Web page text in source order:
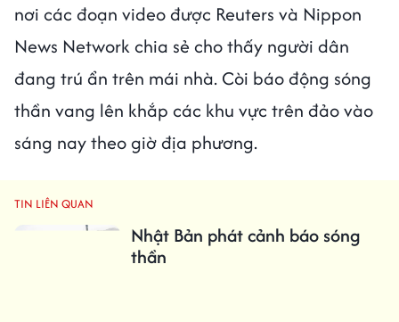
nơi các đoạn video được Reuters và Nippon
News Network chia sẻ cho thấy người dân
đang trú ẩn trên mái nhà. Còi báo động sóng
thần vang lên khắp các khu vực trên đảo vào
sáng nay theo giờ địa phương.
TIN LIÊN QUAN
Nhật Bản phát cảnh báo sóng
thần